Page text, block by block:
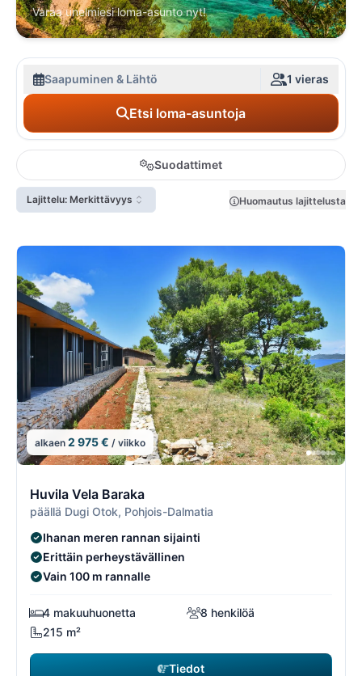
Varaa unelmiesi loma-asunto nyt!
Saapuminen & Lähtö 1 vieras
Etsi loma-asuntoja
Suodattimet
Lajittelu: Merkittävyys Huomautus lajittelusta
alkaen 2 975 € / viikko
Huvila Vela Baraka
päällä Dugi Otok, Pohjois-Dalmatia
Ihanan meren rannan sijainti
Erittäin perheystävällinen
Vain 100 m rannalle
4 makuuhuonetta
8 henkilöä
215 m²
Tiedot